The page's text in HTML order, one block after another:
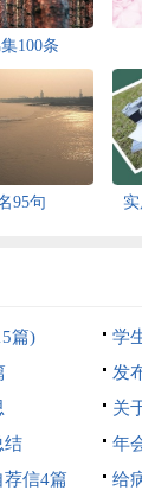
100条
95句
篇)
学
发
关
六篇
结
年
信4篇
给